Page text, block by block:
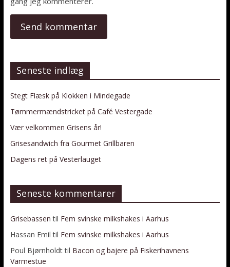
Seneste indlæg
Stegt Flæsk på Klokken i Mindegade
Tømmermændstricket på Café Vestergade
Vær velkommen Grisens år!
Grisesandwich fra Gourmet Grillbaren
Dagens ret på Vesterlauget
Seneste kommentarer
Grisebassen til Fem svinske milkshakes i Aarhus
Hassan Emil til Fem svinske milkshakes i Aarhus
Poul Bjørnholdttil Bacon og bajere på Fiskerihavnens
Varmestue